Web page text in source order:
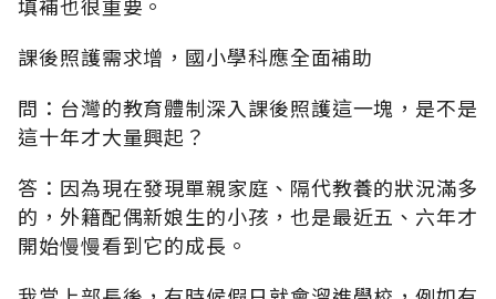
課後照護需求增，國小學科應全面補助
問：台灣的教育體制深入課後照護這一塊，是不是
這十年才大量興起？
答：因為現在發現單親家庭、隔代教養的狀況滿多
的，外籍配偶新娘生的小孩，也是最近五、六年才
開始慢慢看到它的成長。